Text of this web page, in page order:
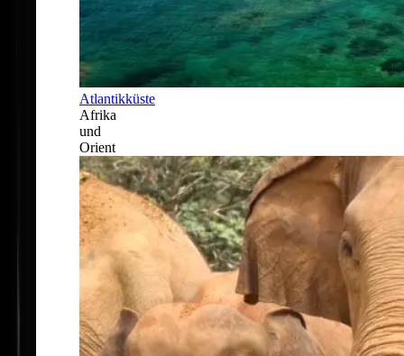
Atlantikküste
Afrika
und
Orient